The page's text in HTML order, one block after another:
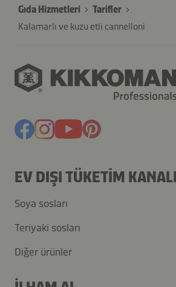
Gıda Hizmetleri
Tarifler
Kalamarlı ve kuzu etli cannelloni
EV DIŞI TÜKETIM
Soya sosları
Teriyaki sosları
Diğer ürünler